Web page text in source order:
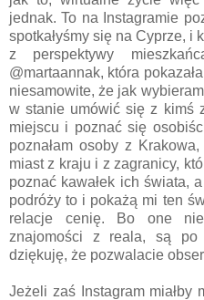
jednak. To na Instagramie
spotkałyśmy się na Cyprze, i
z perspektywy
@martaannak, która
niesamowite, że jak
w stanie umówić się z kimś
miejscu i poznać się
poznałam osoby z
miast z kraju i z zagranicy,
poznać kawałek ich świata,
podróży to i pokażą mi ten
relacje cenię. Bo one
znajomości z reala, są
dziękuję, że pozwalacie
Jeżeli zaś Instagram miałby